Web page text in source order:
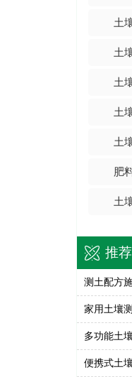
土
土
土
土
土
肥
土
推
家用土壤
多功能土